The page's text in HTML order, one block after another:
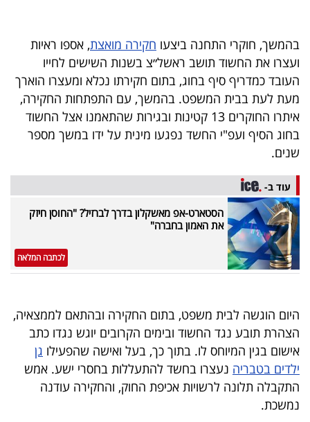
פודקאסט
40
UNDER
40
שיתופי
פעולה
דרושים
מייל
אדום
בהמשך, חוקרי התחנה ביצעו חקירה מואצת, אספו ראיות
ועצרו את החשוד תושב ראשל״צ בשנות השישים לחייו
העובד כמדריף סיף בחוג, בתום חקירתו נכלא ומעצרו הוארך
מעת לעת בבית המשפט. בהמשך, עם התפתחות החקירה,
איתרו החוקרים 13 קטינות ובגירות שהתאמנו אצל החשוד
בחוג הסיף ועפ"י החשד נפגעו מינית על ידו במשך מספר
שנים.
עוד ב-
הסטארט-אפ מאשקלון בדרך לברזיל? "החוסן חיזק
את האמון בחברה"
לכתבה המלאה
היום הוגשה לבית משפט, בתום החקירה ובהתאם לממצאיה,
הצהרת תובע נגד החשוד ובימים הקרובים יוגש נגדו כתב
אישום בגין המיוחס לו. בתוך כך, בעל ואישה שהפעילו גן
ילדים בטבריה נעצרו בחשד להתעללות בחסרי ישע. אמש
התקבלה תלונה לרשויות אכיפת החוק, והחקירה עודנה
נמשכת.